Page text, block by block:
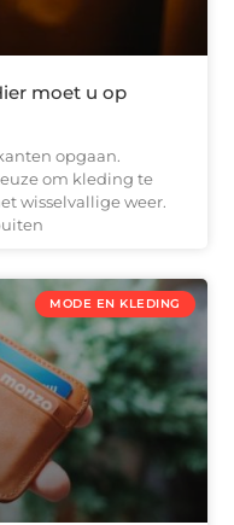
moet u op
opgaan.
om kleding te
wisselvallige weer.
MODE EN KLEDING